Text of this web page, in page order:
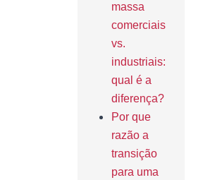
massa
comerciais
vs.
industriais:
qual é a
diferença?
Por que
razão a
transição
para uma